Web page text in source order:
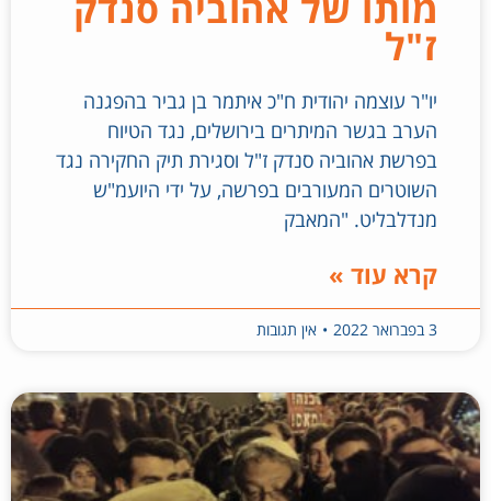
ז"ל
יו"ר עוצמה יהודית ח"כ איתמר בן גביר בהפגנה
הערב בגשר המיתרים בירושלים, נגד הטיוח
בפרשת אהוביה סנדק ז"ל וסגירת תיק החקירה נגד
השוטרים המעורבים בפרשה, על ידי היועמ"ש
מנדלבליט. "המאבק
קרא עוד »
3 בפברואר 2022 אין תגובות